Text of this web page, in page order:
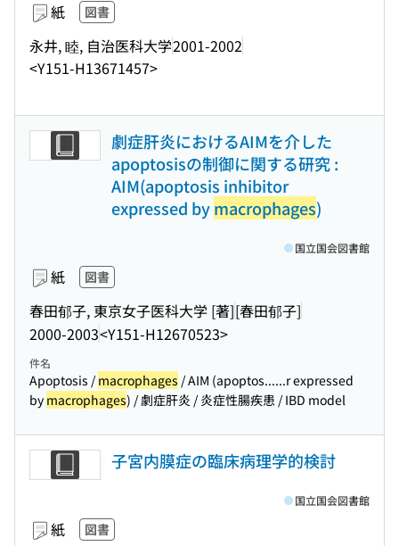
紙 図書
永井, 睦, 自治医科大学2001-2002
<Y151-H13671457>
劇症肝炎におけるAIMを介した
apoptosisの制御に関する研究 :
AIM(apoptosis inhibitor
expressed bymacrophages)
紙 図書
春田郁子, 東京女子医科大学 [著][春田郁子]
2000-2003<Y151-H12670523>
国立国会図書館
件名
Apoptosis /macrophages / AIM (apoptos......r expressed
by macrophages) / 劇症肝炎 / 炎症性腸疾患 / IBD model
子宮内膜症の臨床病理学的検討
紙 図書
国立国会図書館